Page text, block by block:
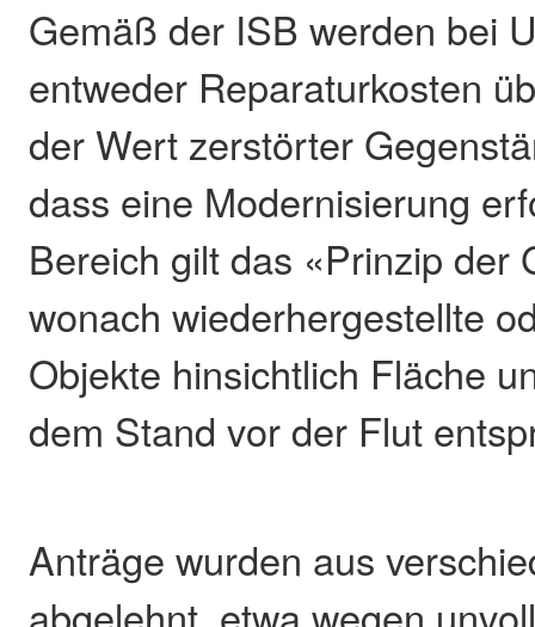
Gemäß der ISB werden bei
entweder Reparaturkosten
der Wert zerstörter
dass eine Modernisierung
Bereich gilt das «Prinzip der
wonach wiederhergestellte
Objekte hinsichtlich Fläche
dem Stand vor der Flut
Anträge wurden aus